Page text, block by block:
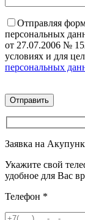
Отправляя
персональных
от 27.07.2006 №
условиях и для
персональных
Заявка на
Укажите свой
удобное для Вас
Телефон *